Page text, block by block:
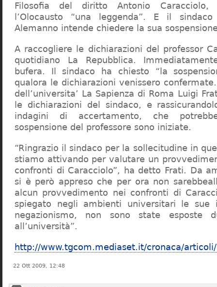
Filosofia del diritto Antonio
l’Olocausto “una leggenda”. E il
Alemanno intende chiedere la sua
A raccogliere le dichiarazioni del professor
quotidiano La Repubblica.
bufera. Il sindaco ha chiesto “la
qualora le dichiarazioni venissero
dell’universita’ La Sapienza di Roma Luigi
le dichiarazioni del sindaco, e
indagini di accertamento, che
sospensione del professore sono iniziate.
“Ringrazio il sindaco per la sollecitudine in
stiamo attivando per valutare un
confronti di Caracciolo”, ha detto Frati. Da
si è però appreso che per ora non
alcun provvedimento nei confronti di
spiegato negli ambienti universitari le sue
negazionismo, non sono state esposte
all’università”.
http://www.tgcom.mediaset.it/cronaca/
22 Ott 2009, 12:48